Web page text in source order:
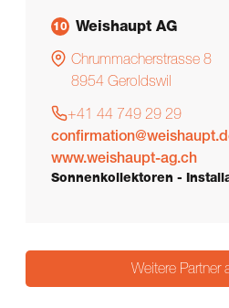
10 Weishaupt AG
Chrummacherstrasse 8
8954 Geroldswil
+41 44 749 29 29
www.weishaupt-ag.ch
Sonnenkollektoren -
Weitere Partner